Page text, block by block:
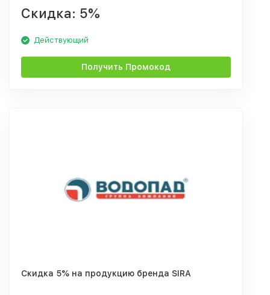
Скидка: 5%
Действующий
Получить Промокод
Скидка 5% на продукцию бренда SIRA